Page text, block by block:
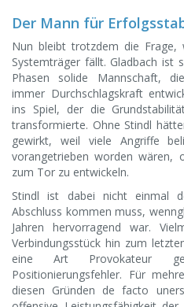
Der Mann für
Nun bleibt trotzdem die Frage,
Systemträger fällt. Gladbach ist
Phasen solide Mannschaft,
immer Durchschlagskraft
ins Spiel, der die
transformierte. Ohne Stindl
gewirkt, weil viele Angriffe
vorangetrieben worden wären,
zum Tor zu entwickeln.
Stindl ist dabei nicht einmal
Abschluss kommen muss,
Jahren hervorragend war.
Verbindungsstück hin zum
eine Art Provokateur
Positionierungsfehler. Für
diesen Gründen de facto